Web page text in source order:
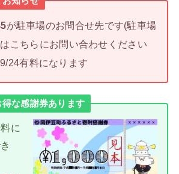
が駐車場のお問合せ先です(駐車場
こちらにお問い合わせください
24有料になります
な感謝券あります
に